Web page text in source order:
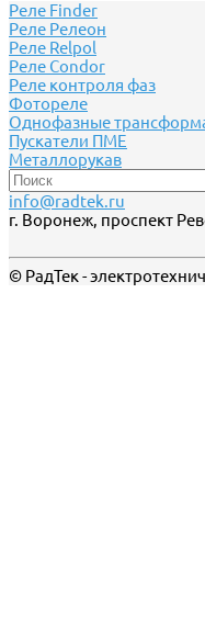
Реле Finder
Реле Релеон
Реле Relpol
Реле Сondor
Реле контроля фаз
Фотореле
Однофазные
Пускатели ПМЕ
Металлорукав
info@radtek.ru
г. Воронеж, проспект
© РадТек -